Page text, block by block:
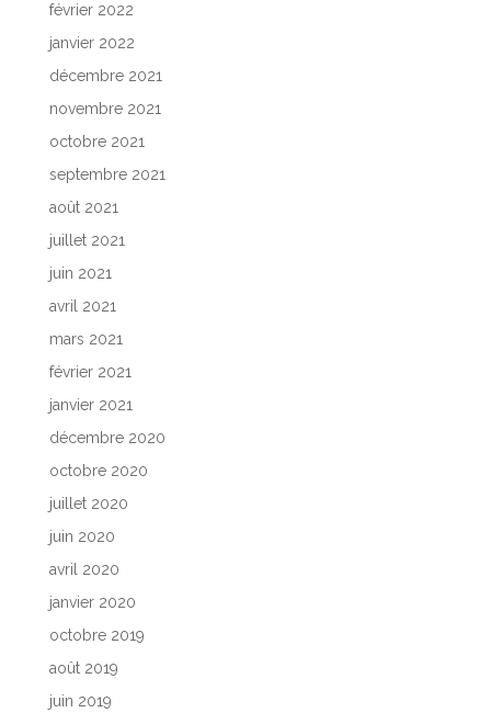
février 2022
janvier 2022
décembre 2021
novembre 2021
octobre 2021
septembre 2021
août 2021
juillet 2021
juin 2021
avril 2021
mars 2021
février 2021
janvier 2021
décembre 2020
octobre 2020
juillet 2020
juin 2020
avril 2020
janvier 2020
octobre 2019
août 2019
juin 2019